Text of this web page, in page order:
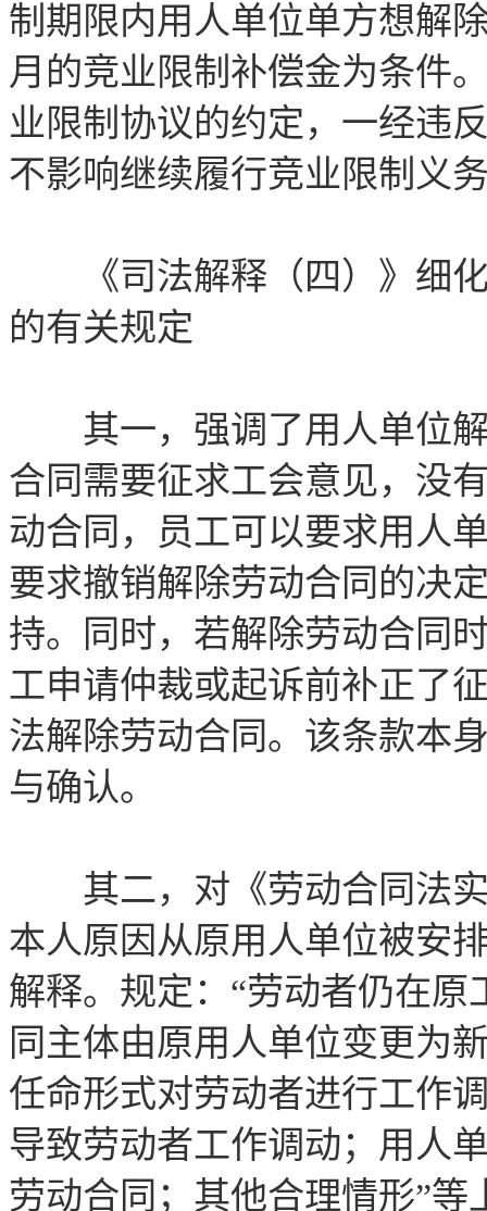
制期限内用人单位单方想解
月的竞业限制补偿金为条件
业限制协议的约定，一经违
不影响继续履行竞业限制义
《司法解释（四）》细化
的有关规定
其一，强调了用人单位解
合同需要征求工会意见，没
动合同，员工可以要求用人
要求撤销解除劳动合同的决
持。同时，若解除劳动合同
工申请仲裁或起诉前补正了
法解除劳动合同。该条款本
与确认。
其二，对《劳动合同法实
本人原因从原用人单位被安
解释。规定：“劳动者仍在
同主体由原用人单位变更为
任命形式对劳动者进行工作
导致劳动者工作调动；用人
劳动合同；其他合理情形”